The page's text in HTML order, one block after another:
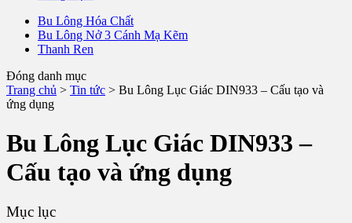
Bu Lông Hóa Chất
Bu Lông Nở 3 Cánh Mạ Kẽm
Thanh Ren
Đóng danh mục
Trang chủ > Tin tức > Bu Lông Lục Giác DIN933 – Cấu tạo và
ứng dụng
Bu Lông Lục Giác DIN933 –
Cấu tạo và ứng dụng
Mục lục